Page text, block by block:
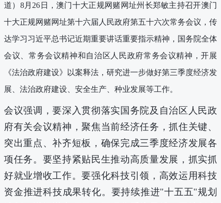
道）8月26日，澳门十大正规网赌网址州长郑敏主持召开澳门
十大正规网赌网址第十六届人民政府第五十六次常务会议，传
达学习习近平总书记近期重要讲话重要指示精神，国务院全体
会议、常务会议精神和自治区人民政府常务会议精神，开展
《法治政府建设》以案释法，研究进一步做好第三季度经济发
展、法治政府建设、安全生产、种业发展等工作。
会议强调，要深入贯彻落实国务院及自治区人民政
府有关会议精神，聚焦当前经济任务，抓住关键、
突出重点、补齐短板，确保完成三季度经济发展各
项任务。要坚持紧贴民生推动高质量发展，抓实抓
好就业增收工作。要强化科技引领，高效运用科技
资金推进科技成果转化。要持续推进"十五五"规划